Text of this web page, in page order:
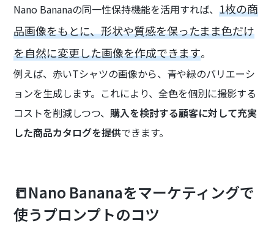
Nano Bananaの同一性保持機能を活用すれば、1枚の商
品画像をもとに、形状や質感を保ったまま色だけ
を自然に変更した画像を作成できます。
例えば、赤いTシャツの画像から、青や緑のバリエーシ
ョンを生成します。これにより、全色を個別に撮影する
コストを削減しつつ、購入を検討する顧客に対して充実
した商品カタログを提供できます。
📒Nano Bananaをマーケティングで
使うプロンプトのコツ